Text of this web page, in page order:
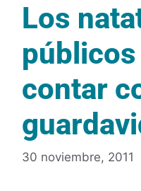
Los
contar
30 noviembre, 2011